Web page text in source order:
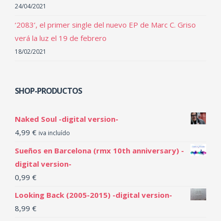
24/04/2021
‘2083’, el primer single del nuevo EP de Marc C. Griso
verá la luz el 19 de febrero
18/02/2021
SHOP-PRODUCTOS
Naked Soul -digital version-
4,99 € iva incluído
Sueños en Barcelona (rmx 10th anniversary) -
digital version-
0,99 €
Looking Back (2005-2015) -digital version-
8,99 €